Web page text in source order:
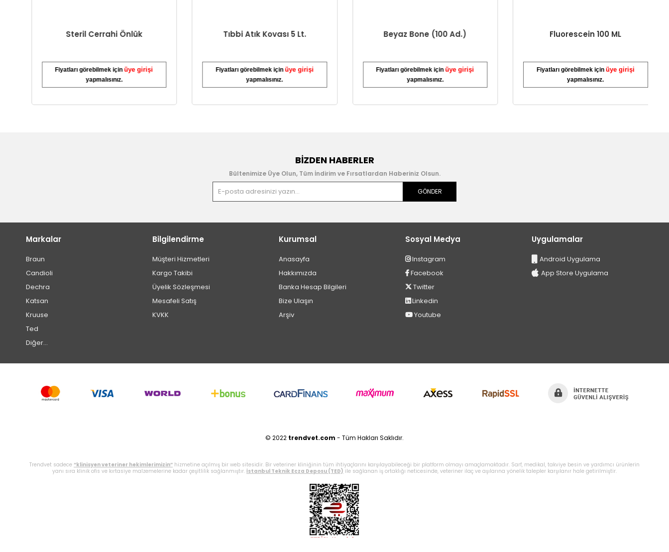
Steril Cerrahi Önlük
Fiyatları görebilmek içinüye girişi
yapmalısınız.
Tıbbi Atık Kovası 5 Lt.
Fiyatları görebilmek içinüye girişi
yapmalısınız.
Beyaz Bone (100 Ad.)
Fiyatları görebilmek içinüye girişi
yapmalısınız.
Fluorescein 100 ML
Fiyatları görebilmek içinüye girişi
yapmalısınız.
BIZDEN HABERLER
Bültenimize Üye Olun, Tüm İndirim ve Fırsatlardan Haberiniz Olsun.
GÖNDER
Markalar
Braun
Candioli
Dechra
Katsan
Kruuse
Ted
Diğer...
Bilgilendirme
Müşteri Hizmetleri
Kargo Takibi
Üyelik Sözleşmesi
Mesafeli Satış
KVKK
Kurumsal
Anasayfa
Hakkımızda
Banka Hesap Bilgileri
Bize Ulaşın
Arşiv
Sosyal Medya
Instagram
Facebook
Twitter
Linkedin
Youtube
Uygulamalar
Android Uygulama
App Store Uygulama
© 2022 trendvet.com - Tüm Hakları Saklıdır.
Trendvet sadece “klinisyen veteriner hekimlerimizin” hizmetine açılmış bir web sitesidir. Bir veteriner kliniğinin tüm ihtiyaçlarını karşılayabileceği bir platform olmayı amaçlamaktadır. Sarf, medikal, takviye besin ve yardımcı ürünlerin
yanı sıra klinik ofis ve kırtasiye malzemelerine kadar çeşitlilik sağlanmıştır. İstanbul Teknik Ecza Deposu (TED) ile sağlanan iş ortaklığı neticesinde, veteriner ilaç ve aşılarına yönelik talepler karşılanır hale getirilmiştir.